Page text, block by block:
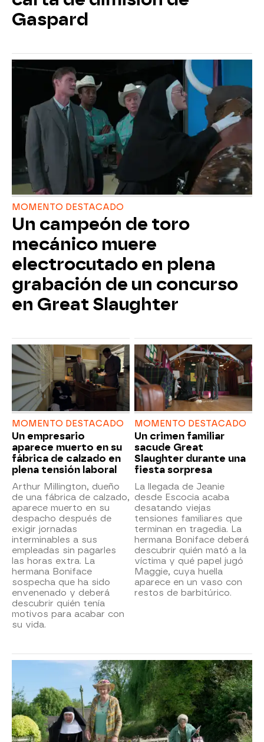
Gaspard
MOMENTO DESTACADO
Un campeón de toro
mecánico muere
electrocutado en plena
grabación de un concurso
en Great Slaughter
MOMENTO DESTACADO
Un empresario
aparece muerto en su
fábrica de calzado en
plena tensión laboral
Arthur Millington, dueño
de una fábrica de calzado,
aparece muerto en su
despacho después de
exigir jornadas
interminables a sus
empleadas sin pagarles
las horas extra. La
hermana Boniface
sospecha que ha sido
envenenado y deberá
descubrir quién tenía
motivos para acabar con
su vida.
MOMENTO DESTACADO
Un crimen familiar
sacude Great
Slaughter durante una
fiesta sorpresa
La llegada de Jeanie
desde Escocia acaba
desatando viejas
tensiones familiares que
terminan en tragedia. La
hermana Boniface deberá
descubrir quién mató a la
víctima y qué papel jugó
Maggie, cuya huella
aparece en un vaso con
restos de barbitúrico.